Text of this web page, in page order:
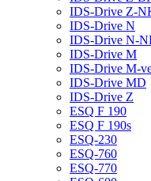
IDS-Drive Z-
IDS-Drive N
IDS-Drive N-
IDS-Drive M
IDS-Drive M-
IDS-Drive MD
IDS-Drive Z
ESQ F 190
ESQ F 190s
ESQ-230
ESQ-760
ESQ-770